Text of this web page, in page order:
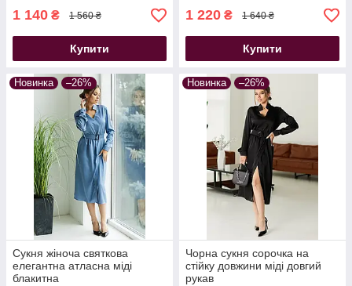
1 140 ₴ 1 560 ₴
Купити
1 220 ₴ 1 640 ₴
Купити
Новинка –26%
Сукня жіноча святкова
елегантна атласна міді
блакитна
Новинка –26%
Чорна сукня сорочка на
стійку довжини міді довгий
рукав